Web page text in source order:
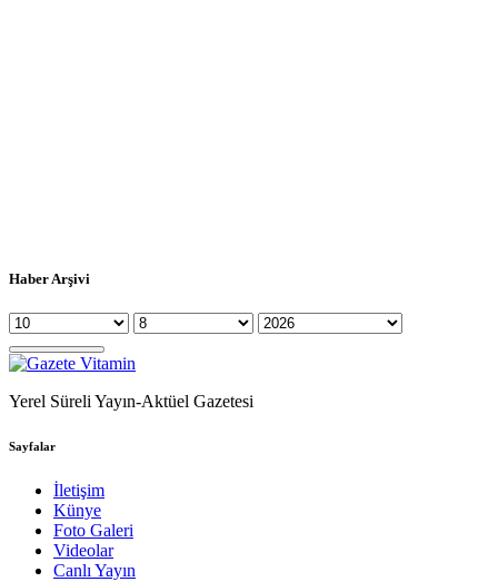
Haber Arşivi
Yerel Süreli Yayın-Aktüel Gazetesi
Sayfalar
İletişim
Künye
Foto Galeri
Videolar
Canlı Yayın